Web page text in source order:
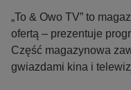
„To & Owo TV” to
ofertą – prezentuje
Część magazynowa
gwiazdami kina i